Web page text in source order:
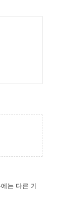
는 다른 기